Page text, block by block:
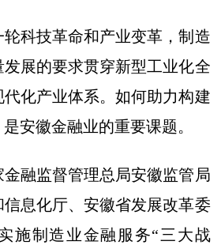
科技革命和产业变革，制造
展的要求贯穿新型工业化全
化产业体系。如何助力构建
安徽金融业的重要课题。
融监督管理总局安徽监管局
息化厅、安徽省发展改革委
施制造业金融服务“三大战